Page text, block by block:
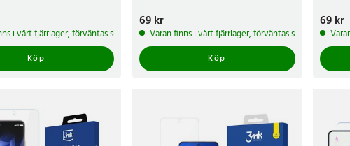
i vårt fjärrlager, förväntas skickas inom 5-7 arbetsdagar
Köp
Pris:69 kr
69 kr
Varan finns i vårt fjärrlager, förväntas skickas inom
Köp
Pris:69
69 kr